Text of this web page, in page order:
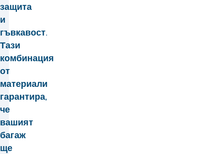
защита
и
гъвкавост.
Тази
комбинация
от
материали
гарантира,
че
вашият
багаж
ще